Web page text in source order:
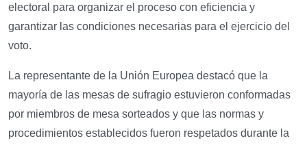
electoral para organizar el proceso con eficiencia y
garantizar las condiciones necesarias para el ejercicio del
voto.
La representante de la Unión Europea destacó que la
mayoría de las mesas de sufragio estuvieron conformadas
por miembros de mesa sorteados y que las normas y
procedimientos establecidos fueron respetados durante la